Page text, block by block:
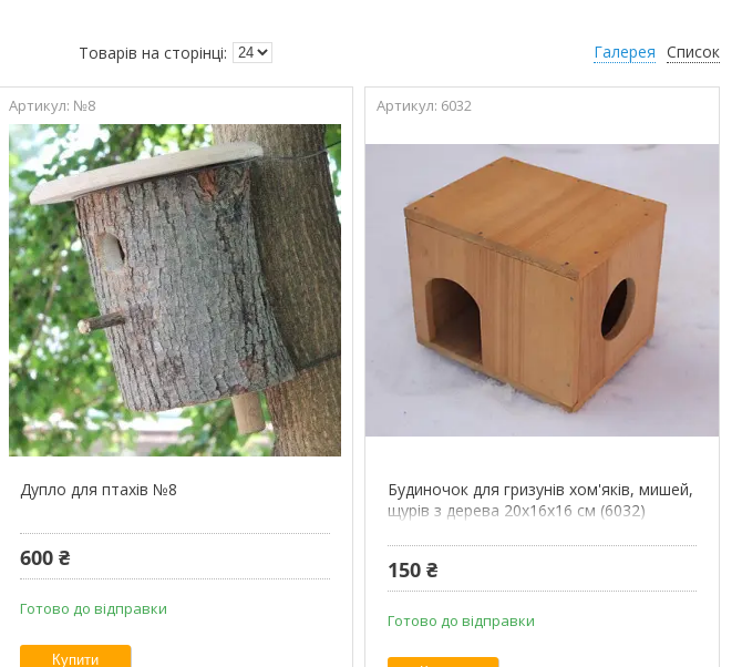
Галерея Список
№8
Дупло для птахів №8
600 ₴
Готово до відправки
Купити
6032
Будиночок для гризунів хом'яків, мишей,
щурів з дерева 20х16х16 см (6032)
150 ₴
Готово до відправки